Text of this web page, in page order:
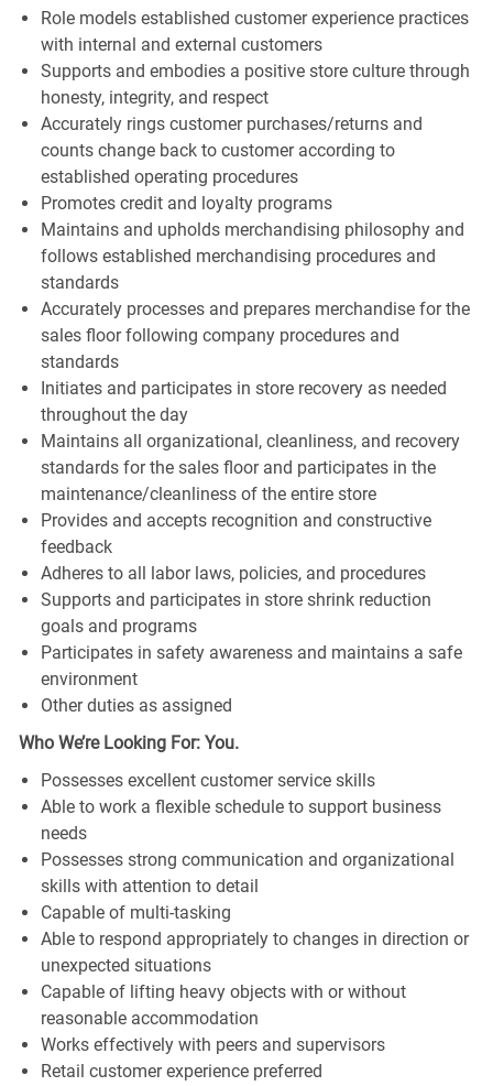
Role models established customer experience practices
with internal and external customers
Supports and embodies a positive store culture through
honesty, integrity, and respect
Accurately rings customer purchases/returns and
counts change back to customer according to
established operating procedures
Promotes credit and loyalty programs
Maintains and upholds merchandising philosophy and
follows established merchandising procedures and
standards
Accurately processes and prepares merchandise for the
sales floor following company procedures and
standards
Initiates and participates in store recovery as needed
throughout the day
Maintains all organizational, cleanliness, and recovery
standards for the sales floor and participates in the
maintenance/cleanliness of the entire store
Provides and accepts recognition and constructive
feedback
Adheres to all labor laws, policies, and procedures
Supports and participates in store shrink reduction
goals and programs
Participates in safety awareness and maintains a safe
environment
Other duties as assigned
Who We’re Looking For: You.
Possesses excellent customer service skills
Able to work a flexible schedule to support business
needs
Possesses strong communication and organizational
skills with attention to detail
Capable of multi-tasking
Able to respond appropriately to changes in direction or
unexpected situations
Capable of lifting heavy objects with or without
reasonable accommodation
Works effectively with peers and supervisors
Retail customer experience preferred